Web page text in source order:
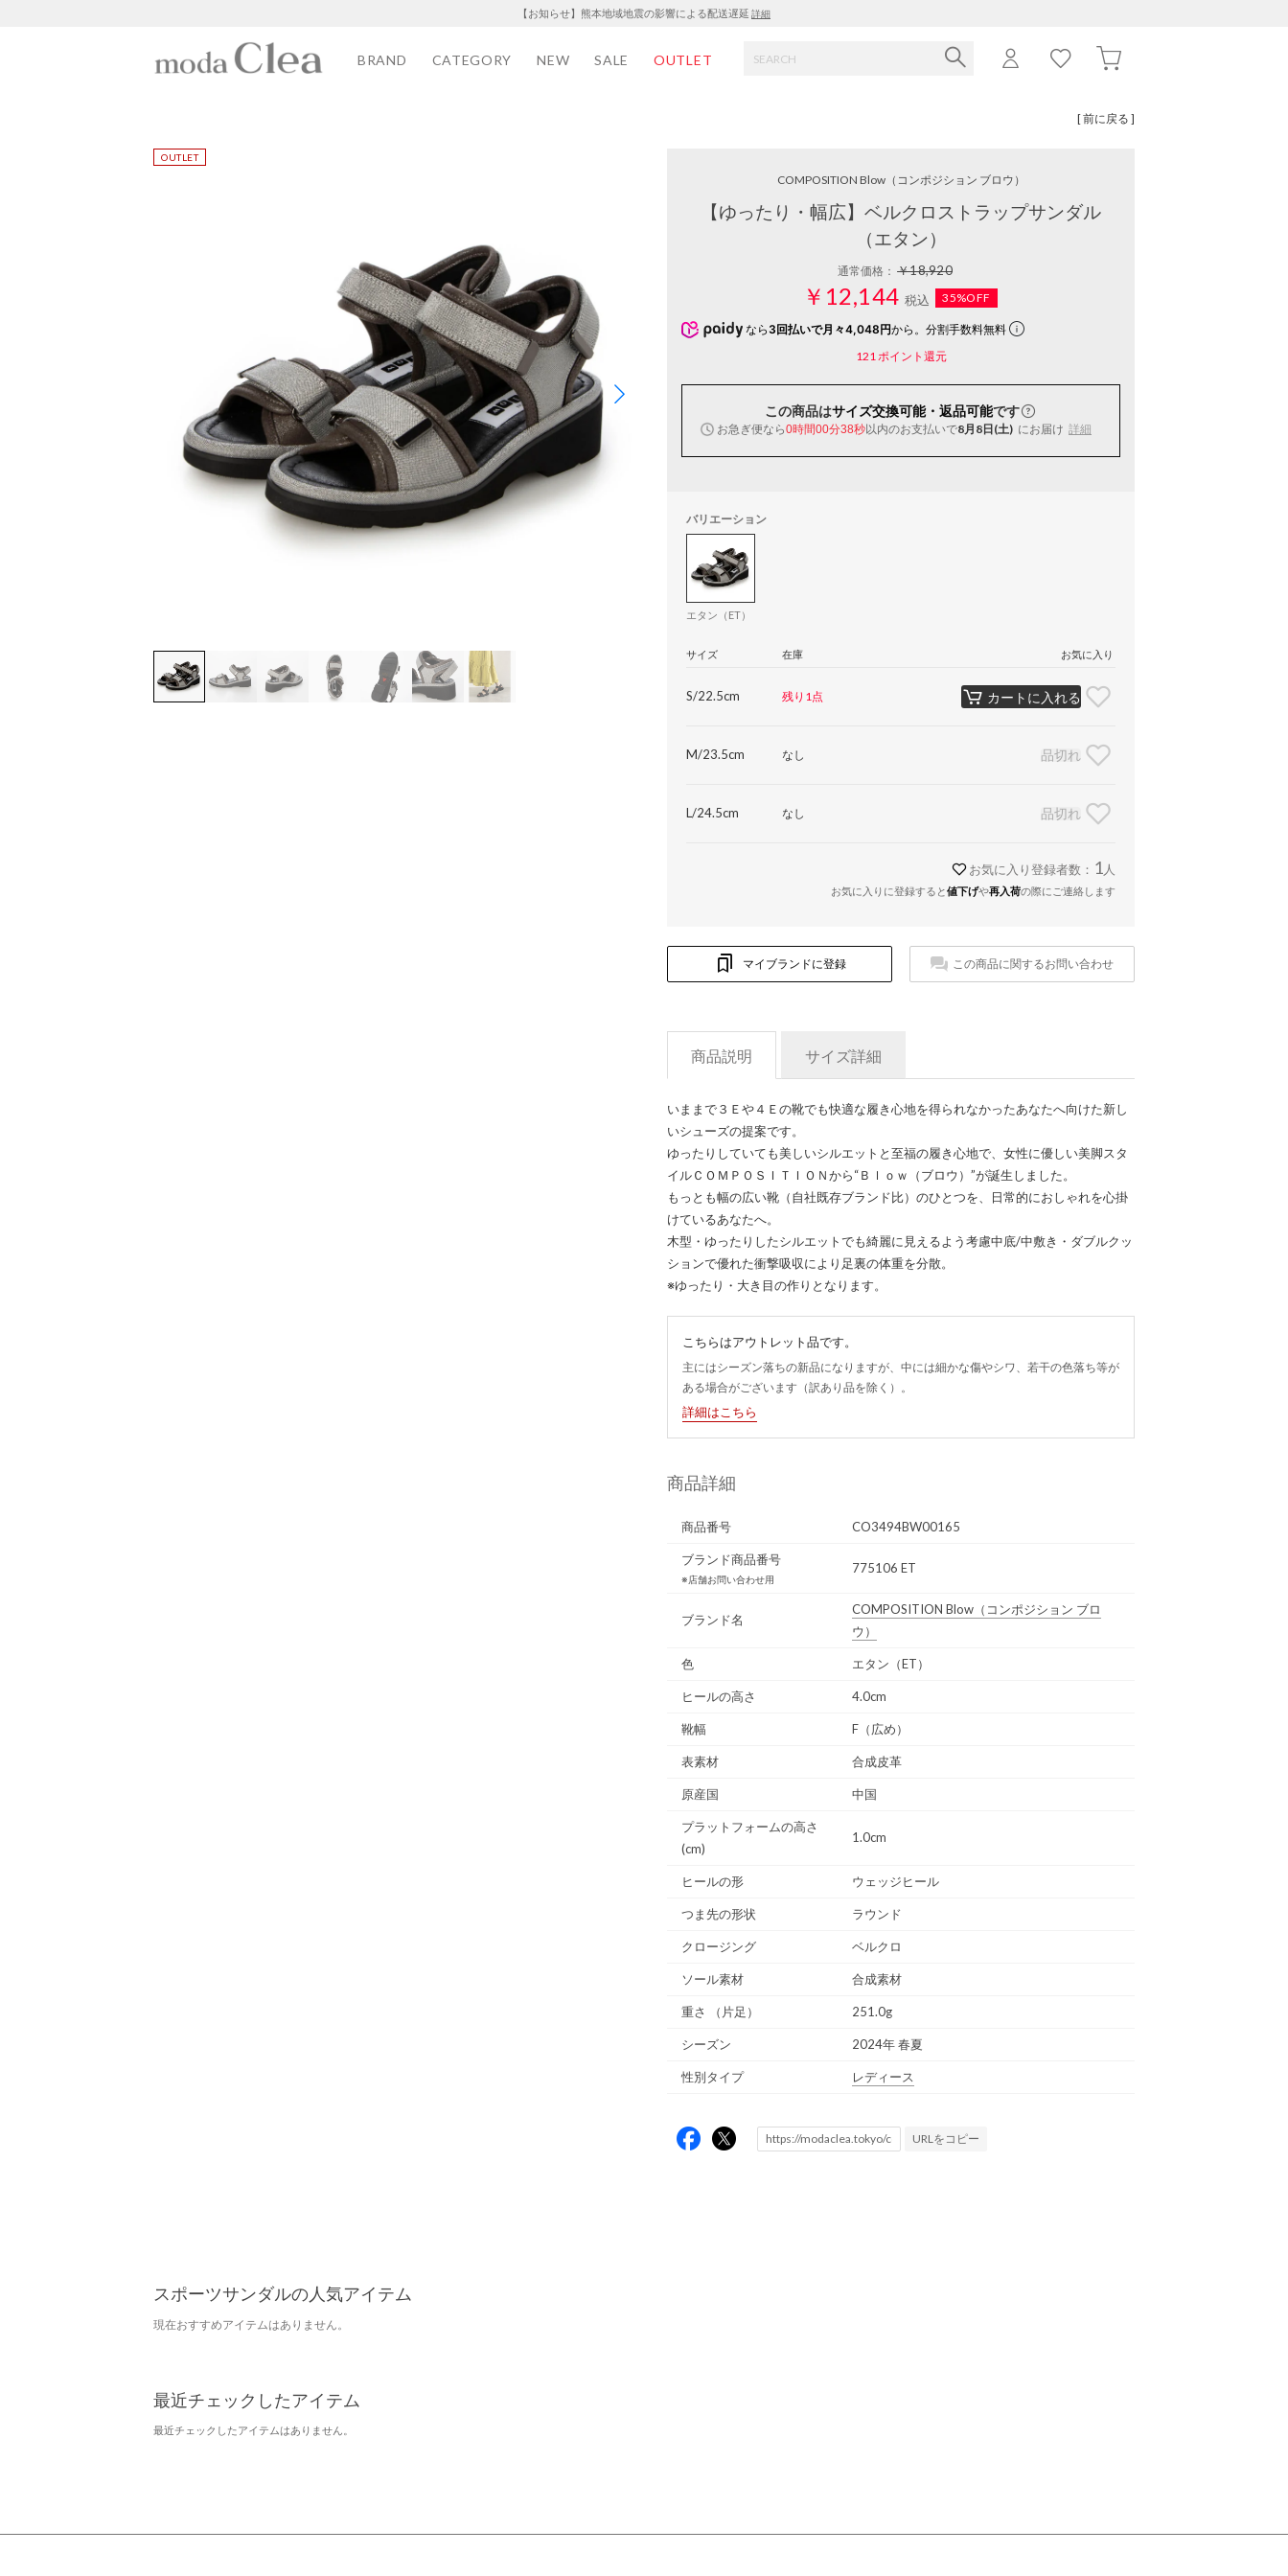
【お知らせ】熊本地域地震の影響による配送遅延 詳細
BRAND CATEGORY NEW SALE OUTLET
[ 前に戻る ]
COMPOSITION Blow（コンポジション ブロウ）
【ゆったり・幅広】ベルクロストラップサンダル
（エタン）
通常価格：￥18,920
￥12,144 税込 35%OFF
なら 3回払いで月々4,048円から。分割手数料無料
121 ポイント還元
この商品はサイズ交換可能・返品可能です
お急ぎ便なら0時間00分37秒以内のお支払いで8月8日(土) にお届け 詳細
バリエーション
エタン（ET）
サイズ 在庫 お気に入り
S/22.5cm 残り1点 カートに入れる
M/23.5cm なし 品切れ
L/24.5cm なし 品切れ
お気に入り登録者数： 1 人
お気に入りに登録すると値下げや再入荷の際にご連絡します
マイブランドに登録 この商品に関するお問い合わせ
商品説明 サイズ詳細
いままで３Ｅや４Ｅの靴でも快適な履き心地を得られなかったあなたへ向けた新し
いシューズの提案です。
ゆったりしていても美しいシルエットと至福の履き心地で、女性に優しい美脚スタ
イルＣＯＭＰＯＳＩＴＩＯＮから“Ｂｌｏｗ（ブロウ）”が誕生しました。
もっとも幅の広い靴（自社既存ブランド比）のひとつを、日常的におしゃれを心掛
けているあなたへ。
木型・ゆったりしたシルエットでも綺麗に見えるよう考慮中底/中敷き・ダブルクッ
ションで優れた衝撃吸収により足裏の体重を分散。
※ゆったり・大き目の作りとなります。
こちらはアウトレット品です。
主にはシーズン落ちの新品になりますが、中には細かな傷やシワ、若干の色落ち等が
ある場合がございます（訳あり品を除く）。
詳細はこちら
商品詳細
商品番号 CO3494BW00165
ブランド商品番号
※店舗お問い合わせ用
775106 ET
ブランド名
COMPOSITION Blow （コンポジション ブロ
ウ）
色 エタン（ET）
ヒールの高さ 4.0cm
靴幅 F（広め）
表素材 合成皮革
原産国 中国
プラットフォームの高さ
(cm)
1.0cm
ヒールの形 ウェッジヒール
つま先の形状 ラウンド
クロージング ベルクロ
ソール素材 合成素材
重さ （片足） 251.0g
シーズン 2024年 春夏
性別タイプ レディース
URLをコピー
スポーツサンダルの人気アイテム
現在おすすめアイテムはありません。
最近チェックしたアイテム
最近チェックしたアイテムはありません。